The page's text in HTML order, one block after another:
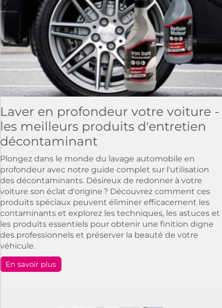
Laver en profondeur votre voiture -
les meilleurs produits d'entretien
décontaminant
Plongez dans le monde du lavage automobile en
profondeur avec notre guide complet sur l'utilisation
des décontaminants. Désireux de redonner à votre
voiture son éclat d'origine ? Découvrez comment ces
produits spéciaux peuvent éliminer efficacement les
contaminants et explorez les techniques, les astuces et
les produits essentiels pour obtenir une finition digne
des professionnels et préserver la beauté de votre
véhicule.
En savoir plus